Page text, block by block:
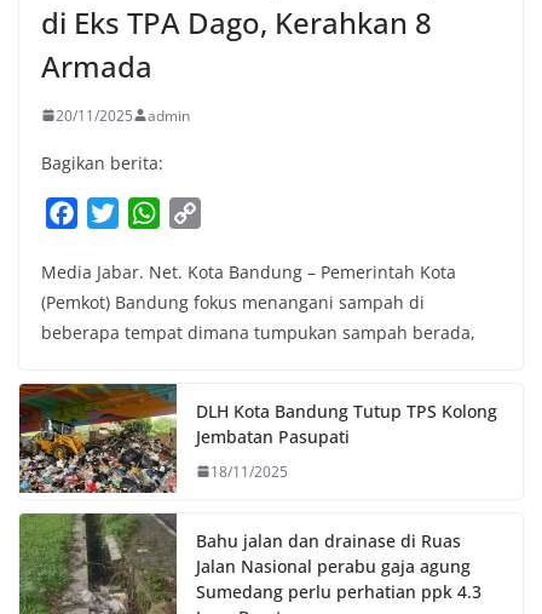
di Eks TPA Dago, Kerahkan 8
Armada
20/11/2025 admin
Bagikan berita:
c
e
b
o
k
i
t
t
r
W
a
t
s
p
p
p
y
L
n
k
Media Jabar. Net. Kota Bandung – Pemerintah Kota
(Pemkot) Bandung fokus menangani sampah di
beberapa tempat dimana tumpukan sampah berada,
DLH Kota Bandung Tutup TPS Kolong
Jembatan Pasupati
18/11/2025
Bahu jalan dan drainase di Ruas
Jalan Nasional perabu gaja agung
Sumedang perlu perhatian ppk 4.3